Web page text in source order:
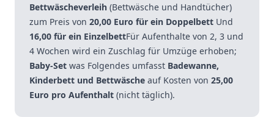
Bettwäscheverleih (Bettwäsche und Handtücher)
zum Preis von 20,00 Euro für ein Doppelbett Und
16,00 für ein EinzelbettFür Aufenthalte von 2, 3 und
4 Wochen wird ein Zuschlag für Umzüge erhoben;
Baby-Set was Folgendes umfasst Badewanne,
Kinderbett und Bettwäsche auf Kosten von 25,00
Euro pro Aufenthalt (nicht täglich).